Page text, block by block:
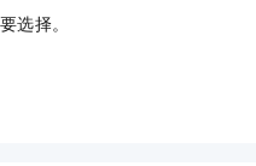
选择。